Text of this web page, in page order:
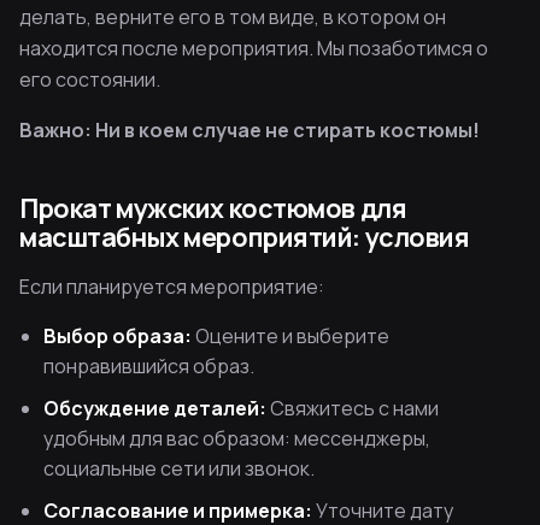
делать, верните его в том виде, в котором он
находится после мероприятия. Мы позаботимся о
его состоянии.
Важно: Ни в коем случае не стирать костюмы!
Прокат мужских костюмов для
масштабных мероприятий: условия
Если планируется мероприятие:
Выбор образа: Оцените и выберите
понравившийся образ.
Обсуждение деталей: Свяжитесь с нами
удобным для вас образом: мессенджеры,
социальные сети или звонок.
Согласование и примерка: Уточните дату